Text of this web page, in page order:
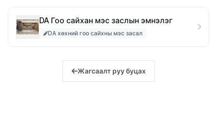
DA Гоо сайхан мэс заслын эмнэлэг
DA хөхний гоо сайхны мэс засал
Жагсаалт руу буцах